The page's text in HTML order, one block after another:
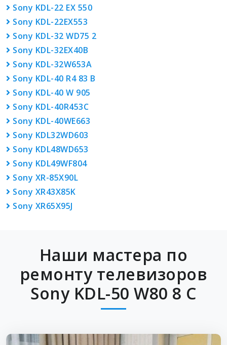
Sony KDL-22 EX 550
Sony KDL-22EX553
Sony KDL-32 WD75 2
Sony KDL-32EX40B
Sony KDL-32W653A
Sony KDL-40 R4 83 B
Sony KDL-40 W 905
Sony KDL-40R453C
Sony KDL-40WE663
Sony KDL32WD603
Sony KDL48WD653
Sony KDL49WF804
Sony XR-85X90L
Sony XR43X85K
Sony XR65X95J
Наши мастера по
ремонту телевизоров
Sony KDL-50 W80 8 C